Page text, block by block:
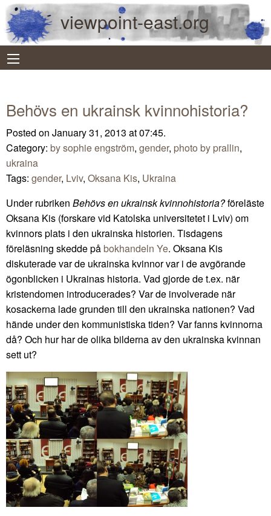
viewpoint-east.org
Behövs en ukrainsk kvinnohistoria?
Posted on January 31, 2013 at 07:45.
Category: by sophie engström, gender, photo by prallin,
ukraina
Tags: gender, Lviv, Oksana Kis, Ukraina
Under rubriken Behövs en ukrainsk kvinnohistoria?föreläste
Oksana Kis (forskare vid Katolska universitetet i Lviv) om
kvinnors plats i den ukrainska historien. Tisdagens
föreläsning skedde påbokhandeln Ye. Oksana Kis
diskuterade var de ukrainska kvinnor var i de avgörande
ögonblicken i Ukrainas historia. Vad gjorde de t.ex. när
kristendomen introducerades? Var de involverade när
kosackerna lade grunden till den ukrainska nationen? Vad
hände under den kommunistiska tiden? Var fanns kvinnorna
då? Och hur har de olika bilderna av den ukrainska kvinnan
sett ut?